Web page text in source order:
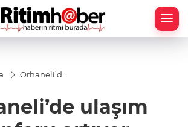
Orhaneli’de
artıyor
ulaşım